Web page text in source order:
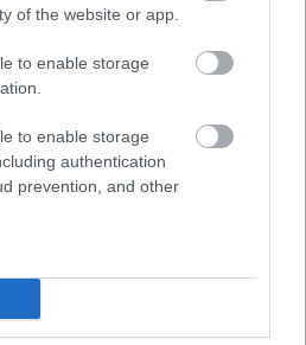
of the website or app.
to enable storage
to enable storage
authentication
prevention, and other